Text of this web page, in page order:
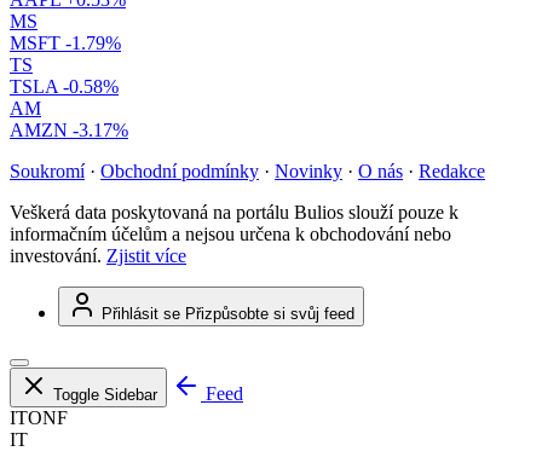
MS
MSFT -1.79%
TS
TSLA -0.58%
AM
AMZN -3.17%
Soukromí · Obchodní podmínky · Novinky · O nás · Redakce
Veškerá data poskytovaná na portálu Bulios slouží pouze k
informačním účelům a nejsou určena k obchodování nebo
investování. Zjistit více
Přihlásit se Přizpůsobte si svůj feed
Toggle Sidebar
Feed
ITONF
IT